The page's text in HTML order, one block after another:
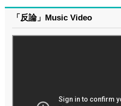
「反論」Music Video